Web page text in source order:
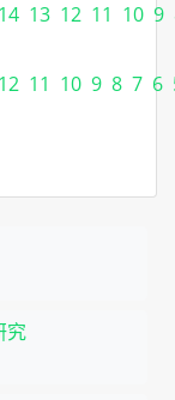
14 13 12 11 10 9
12 11 10 9 8 7 6
究